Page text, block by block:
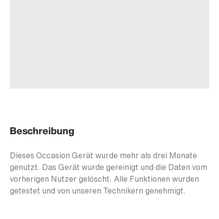
Beschreibung
Dieses Occasion Gerät wurde mehr als drei Monate
genutzt. Das Gerät wurde gereinigt und die Daten vom
vorherigen Nutzer gelöscht. Alle Funktionen wurden
getestet und von unseren Technikern genehmigt.